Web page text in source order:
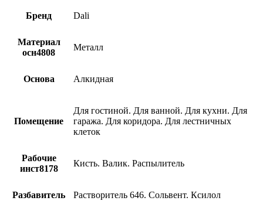
quantity
Бренд Dali
Материал
осн4808
Металл
Основа Алкидная
Помещение
Для гостиной. Для ванной. Для кухни. Для
гаража. Для коридора. Для лестничных
клеток
Рабочие
инст8178
Кисть. Валик. Распылитель
Разбавитель Растворитель 646. Сольвент. Ксилол